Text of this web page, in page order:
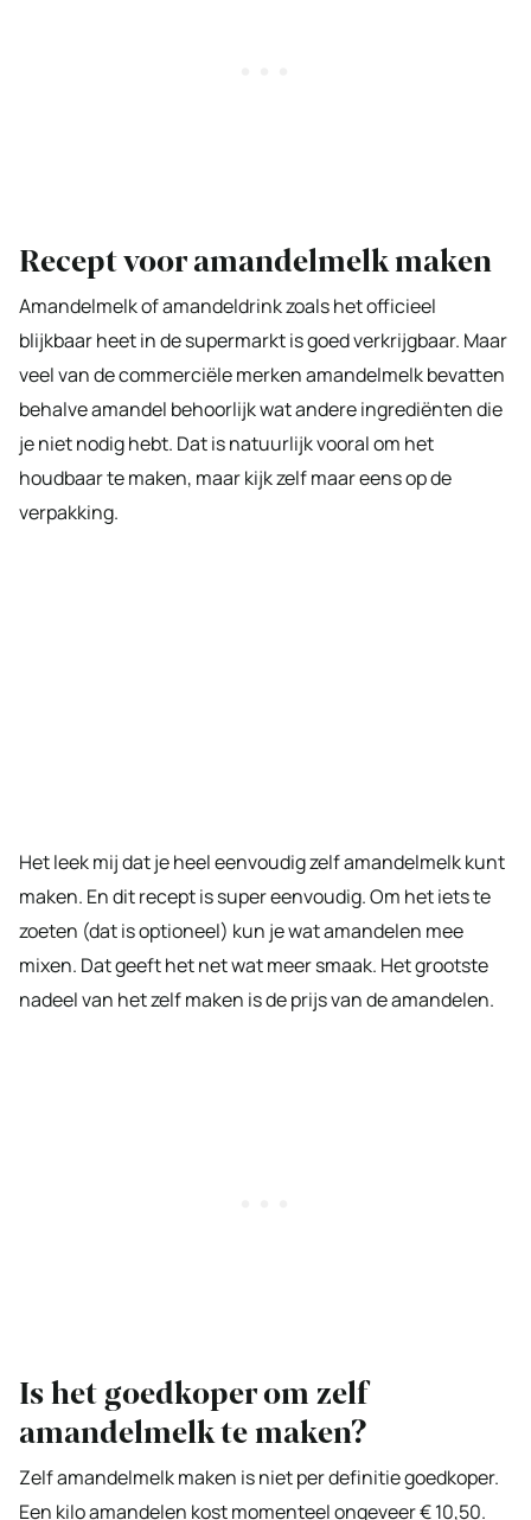
Recept voor amandelmelk maken
Amandelmelk of amandeldrink zoals het officieel
blijkbaar heet in de supermarkt is goed verkrijgbaar. Maar
veel van de commerciële merken amandelmelk bevatten
behalve amandel behoorlijk wat andere ingrediënten die
je niet nodig hebt. Dat is natuurlijk vooral om het
houdbaar te maken, maar kijk zelf maar eens op de
verpakking.
Het leek mij dat je heel eenvoudig zelf amandelmelk kunt
maken. En dit recept is super eenvoudig. Om het iets te
zoeten (dat is optioneel) kun je wat amandelen mee
mixen. Dat geeft het net wat meer smaak. Het grootste
nadeel van het zelf maken is de prijs van de amandelen.
Is het goedkoper om zelf
amandelmelk te maken?
Zelf amandelmelk maken is niet per definitie goedkoper.
Een kilo amandelen kost momenteel ongeveer € 10,50.